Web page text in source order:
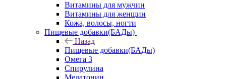
Витамины для мужчин
Витамины для женщин
Кожа, волосы, ногти
Пищевые добавки(БАДы)
Назад
Пищевые добавки(БАДы)
Омега 3
Спирулина
Мелатонин